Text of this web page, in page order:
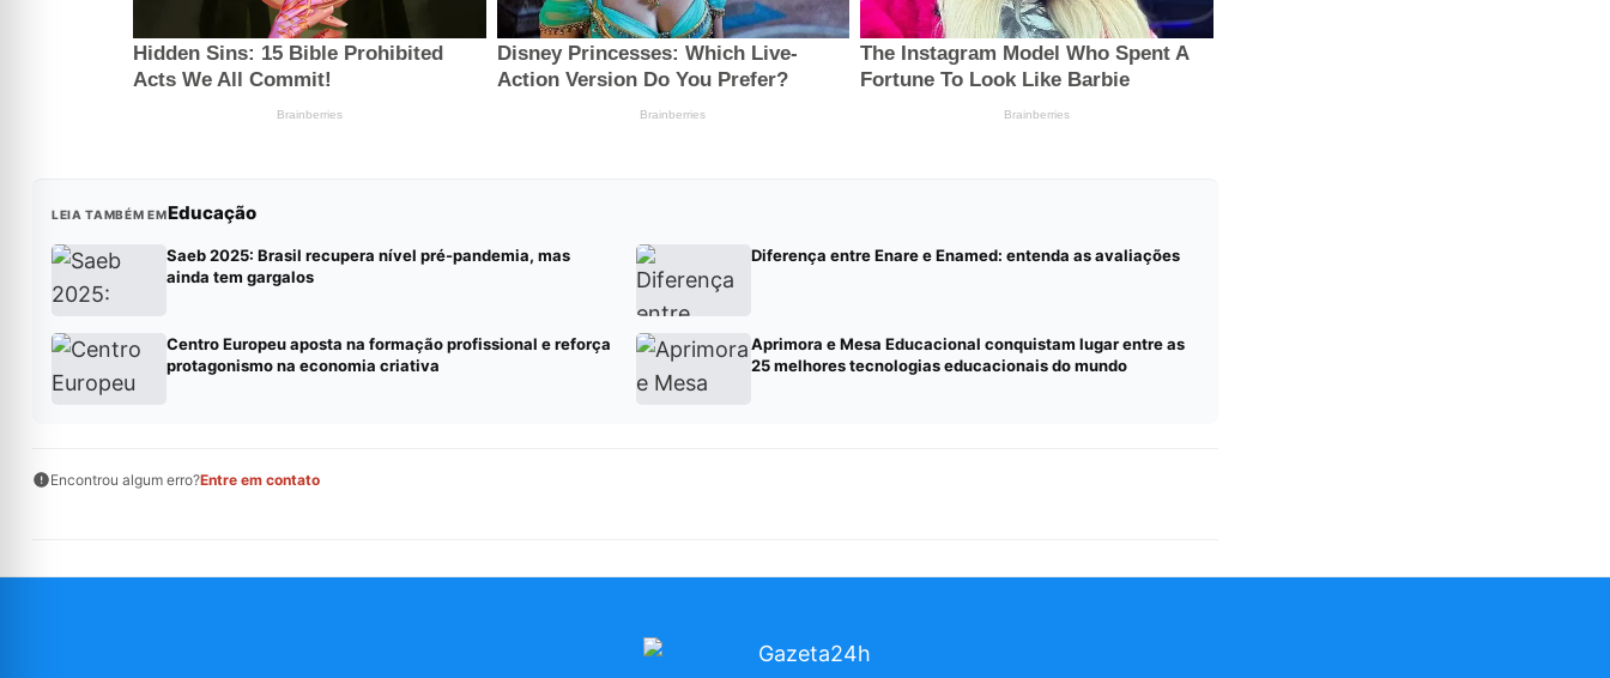
LEIA TAMBÉM EMEducação
Saeb 2025: Brasil recupera nível pré-pandemia, mas
ainda tem gargalos
Diferença entre Enare e Enamed: entenda as avaliações
Centro Europeu aposta na formação profissional e reforça
protagonismo na economia criativa
Aprimora e Mesa Educacional conquistam lugar entre as
25 melhores tecnologias educacionais do mundo
Encontrou algum erro?Entre em contato